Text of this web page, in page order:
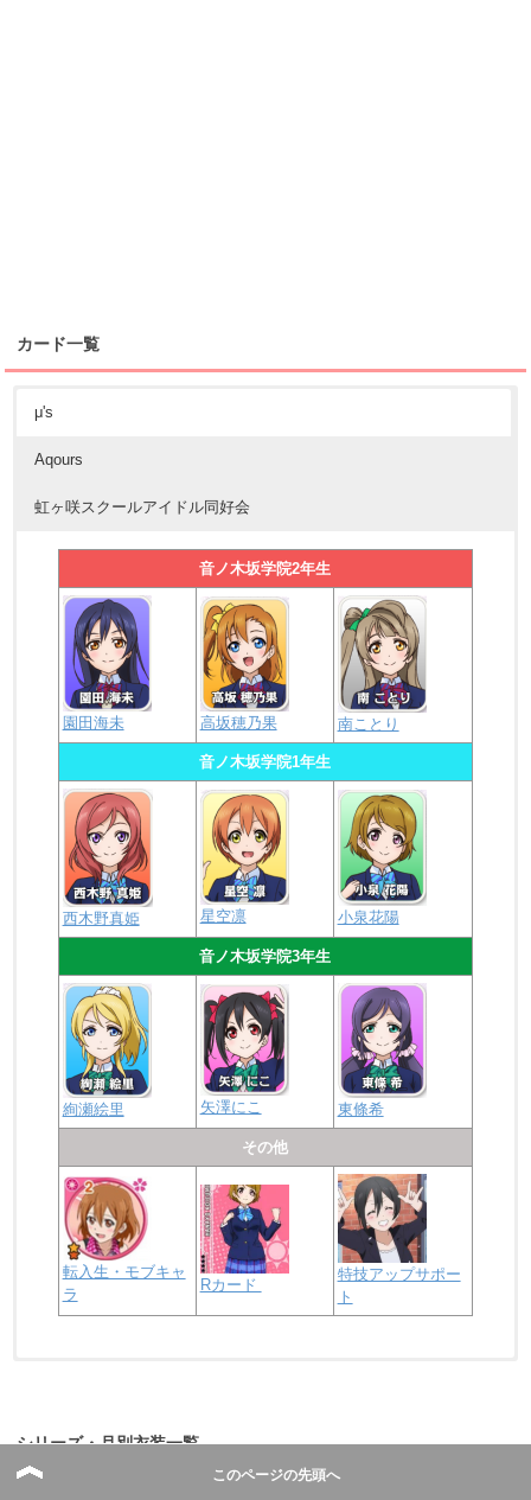
カード一覧
μ's
Aqours
虹ヶ咲スクールアイドル同好会
音ノ木坂学院2年生
園田海未 高坂穂乃果 南ことり
音ノ木坂学院1年生
西木野真姫 星空凛 小泉花陽
音ノ木坂学院3年生
絢瀬絵里 矢澤にこ 東條希
その他
転入生・モブキャ
ラ
Rカード
特技アップサポー
ト
シリーズ・月別衣装一覧
このページの先頭へ